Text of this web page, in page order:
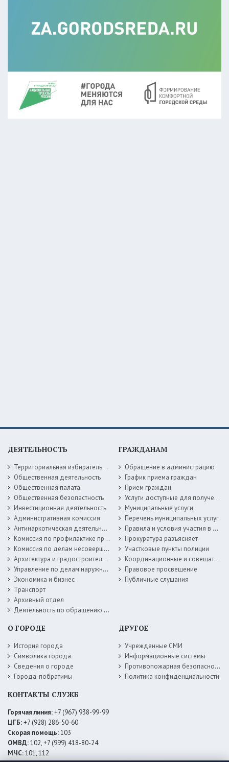
ДЕЯТЕЛЬНОСТЬ
Территориальная избирательная комиссия
Общественная деятельность
Общественная палата
Общественная безопастность
Инвестиционная деятельность
Административная комиссия
Антинаркотическая деятельность
Комиссия по профилактике правонарушений
Комиссия по делам несовершеннолетних
Архитектура и градостроительство
Управление по делам наружной рекламы
Экономика и бизнес
Транспорт
Архивный отдел
Деятельность по обращению с животными без владельцев
ГРАЖДАНАМ
Обращение в администрацию
График приема граждан
Прием граждан
Услуги доступные для получения в электронной форме
Муниципальные услуги
Перечень муниципальных услуг
Правила и условия участия в жилищных программах
Прокуратура разъясняет
Участковые пункты полиции
Координационные и совещательные органы
Правовое просвещение
Публичные слушания
О ГОРОДЕ
История города
Символика города
Сведения о городе
Города-побратимы
ДРУГОЕ
Учрежденные СМИ
Информационные системы
Противопожарная безопасность
Политика конфиденциальности
КОНТАКТЫ СЛУЖБ
Горячая линия:+7 (967) 938-99-99
ЦГБ:+7 (928) 286-50-60
Скорая помощь:103
ОМВД:102, +7 (999) 418-80-24
МЧС:101, 112